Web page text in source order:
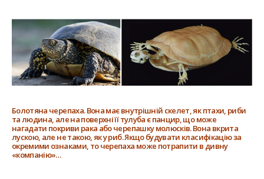
Болотяна черепаха. Вона має внутрішній скелет, як птахи, риби
та людина, але на поверхні її тулуба є панцир, що може
нагадати покриви рака або черепашку молюсків. Вона вкрита
лускою, але не такою, як у риб. Якщо будувати класифікацію за
окремими ознаками, то черепаха може потрапити в дивну
«компанію»…